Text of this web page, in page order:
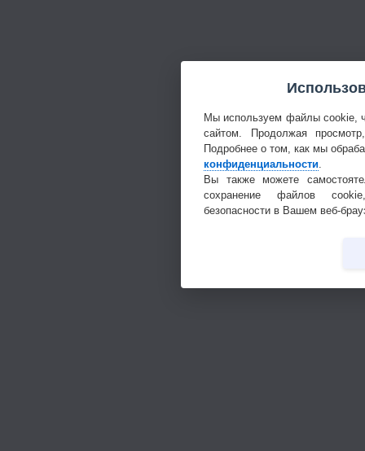
Мы используем файлы cookie,
сайтом. Продолжая
Подробнее о том, как мы
конфиденциальности.
Вы также можете
сохранение файлов
безопасности в Вашем веб-